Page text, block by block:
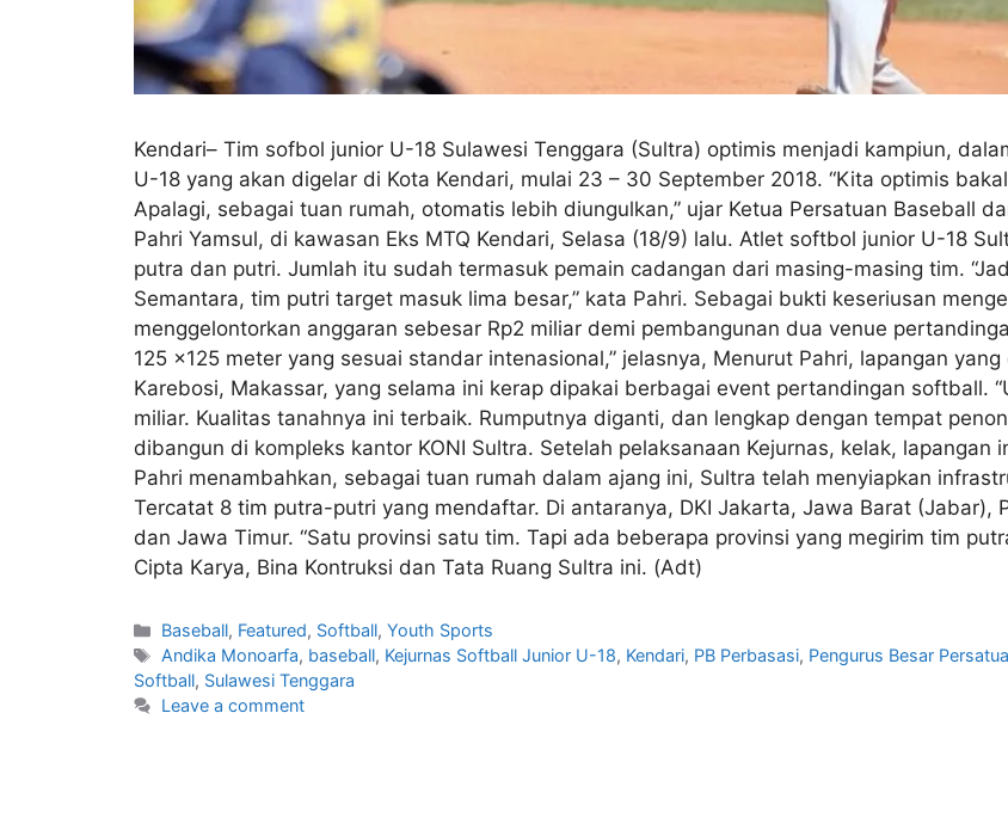
Kendari– Tim sofbol junior U-18 Sulawesi Tenggara (Sultra) optimis menjadi kampiun,
U-18 yang akan digelar di Kota Kendari, mulai 23 – 30 September 2018. “Kita optimis
Apalagi, sebagai tuan rumah, otomatis lebih diungulkan,” ujar Ketua Persatuan Baseball
Pahri Yamsul, di kawasan Eks MTQ Kendari, Selasa (18/9) lalu. Atlet softbol junior U-18
putra dan putri. Jumlah itu sudah termasuk pemain cadangan dari masing-masing tim.
Semantara, tim putri target masuk lima besar,” kata Pahri. Sebagai bukti keseriusan
menggelontorkan anggaran sebesar Rp2 miliar demi pembangunan dua venue
125 x125 meter yang sesuai standar intenasional,” jelasnya, Menurut Pahri, lapangan
Karebosi, Makassar, yang selama ini kerap dipakai berbagai event pertandingan softball.
miliar. Kualitas tanahnya ini terbaik. Rumputnya diganti, dan lengkap dengan tempat
dibangun di kompleks kantor KONI Sultra. Setelah pelaksanaan Kejurnas, kelak,
Pahri menambahkan, sebagai tuan rumah dalam ajang ini, Sultra telah menyiapkan
Tercatat 8 tim putra-putri yang mendaftar. Di antaranya, DKI Jakarta, Jawa Barat (Jabar),
dan Jawa Timur. “Satu provinsi satu tim. Tapi ada beberapa provinsi yang megirim tim
Cipta Karya, Bina Kontruksi dan Tata Ruang Sultra ini. (Adt)
Baseball, Featured, Softball,Youth Sports
Andika Monoarfa, baseball, Kejurnas Softball Junior U-18, Kendari, PB Perbasasi, Pengurus Besar
Softball, Sulawesi Tenggara
Leave a comment